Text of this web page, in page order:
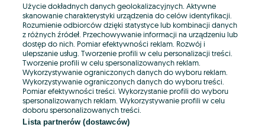
E-mail
Hasło
Użycie dokładnych danych geolokalizacyjnych. Aktywne
skanowanie charakterystyki urządzenia do celów identyfikacji.
Rozumienie odbiorców dzięki statystyce lub kombinacji danych
z różnych źródeł. Przechowywanie informacji na urządzeniu lub
dostęp do nich. Pomiar efektywności reklam. Rozwój i
ulepszanie usług. Tworzenie profili w celu personalizacji treści.
Tworzenie profili w celu spersonalizowanych reklam.
Wykorzystywanie ograniczonych danych do wyboru reklam.
Wykorzystywanie ograniczonych danych do wyboru treści.
Pomiar efektywności treści. Wykorzystanie profili do wyboru
spersonalizowanych reklam. Wykorzystywanie profili w celu
doboru spersonalizowanych treści.
Lista partnerów (dostawców)